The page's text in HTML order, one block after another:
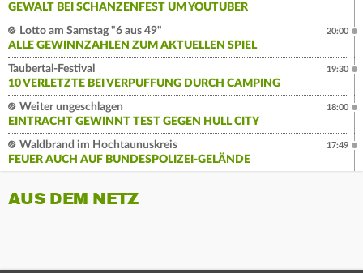
GEWALT BEI SCHANZENFEST UM YOUTUBER
Lotto am Samstag "6 aus 49"
ALLE GEWINNZAHLEN ZUM AKTUELLEN SPIEL
20:00
Taubertal-Festival
10 VERLETZTE BEI VERPUFFUNG DURCH CAMPING
19:30
Weiter ungeschlagen
EINTRACHT GEWINNT TEST GEGEN HULL CITY
18:00
Waldbrand im Hochtaunuskreis
FEUER AUCH AUF BUNDESPOLIZEI-GELÄNDE
17:49
AUS DEM NETZ